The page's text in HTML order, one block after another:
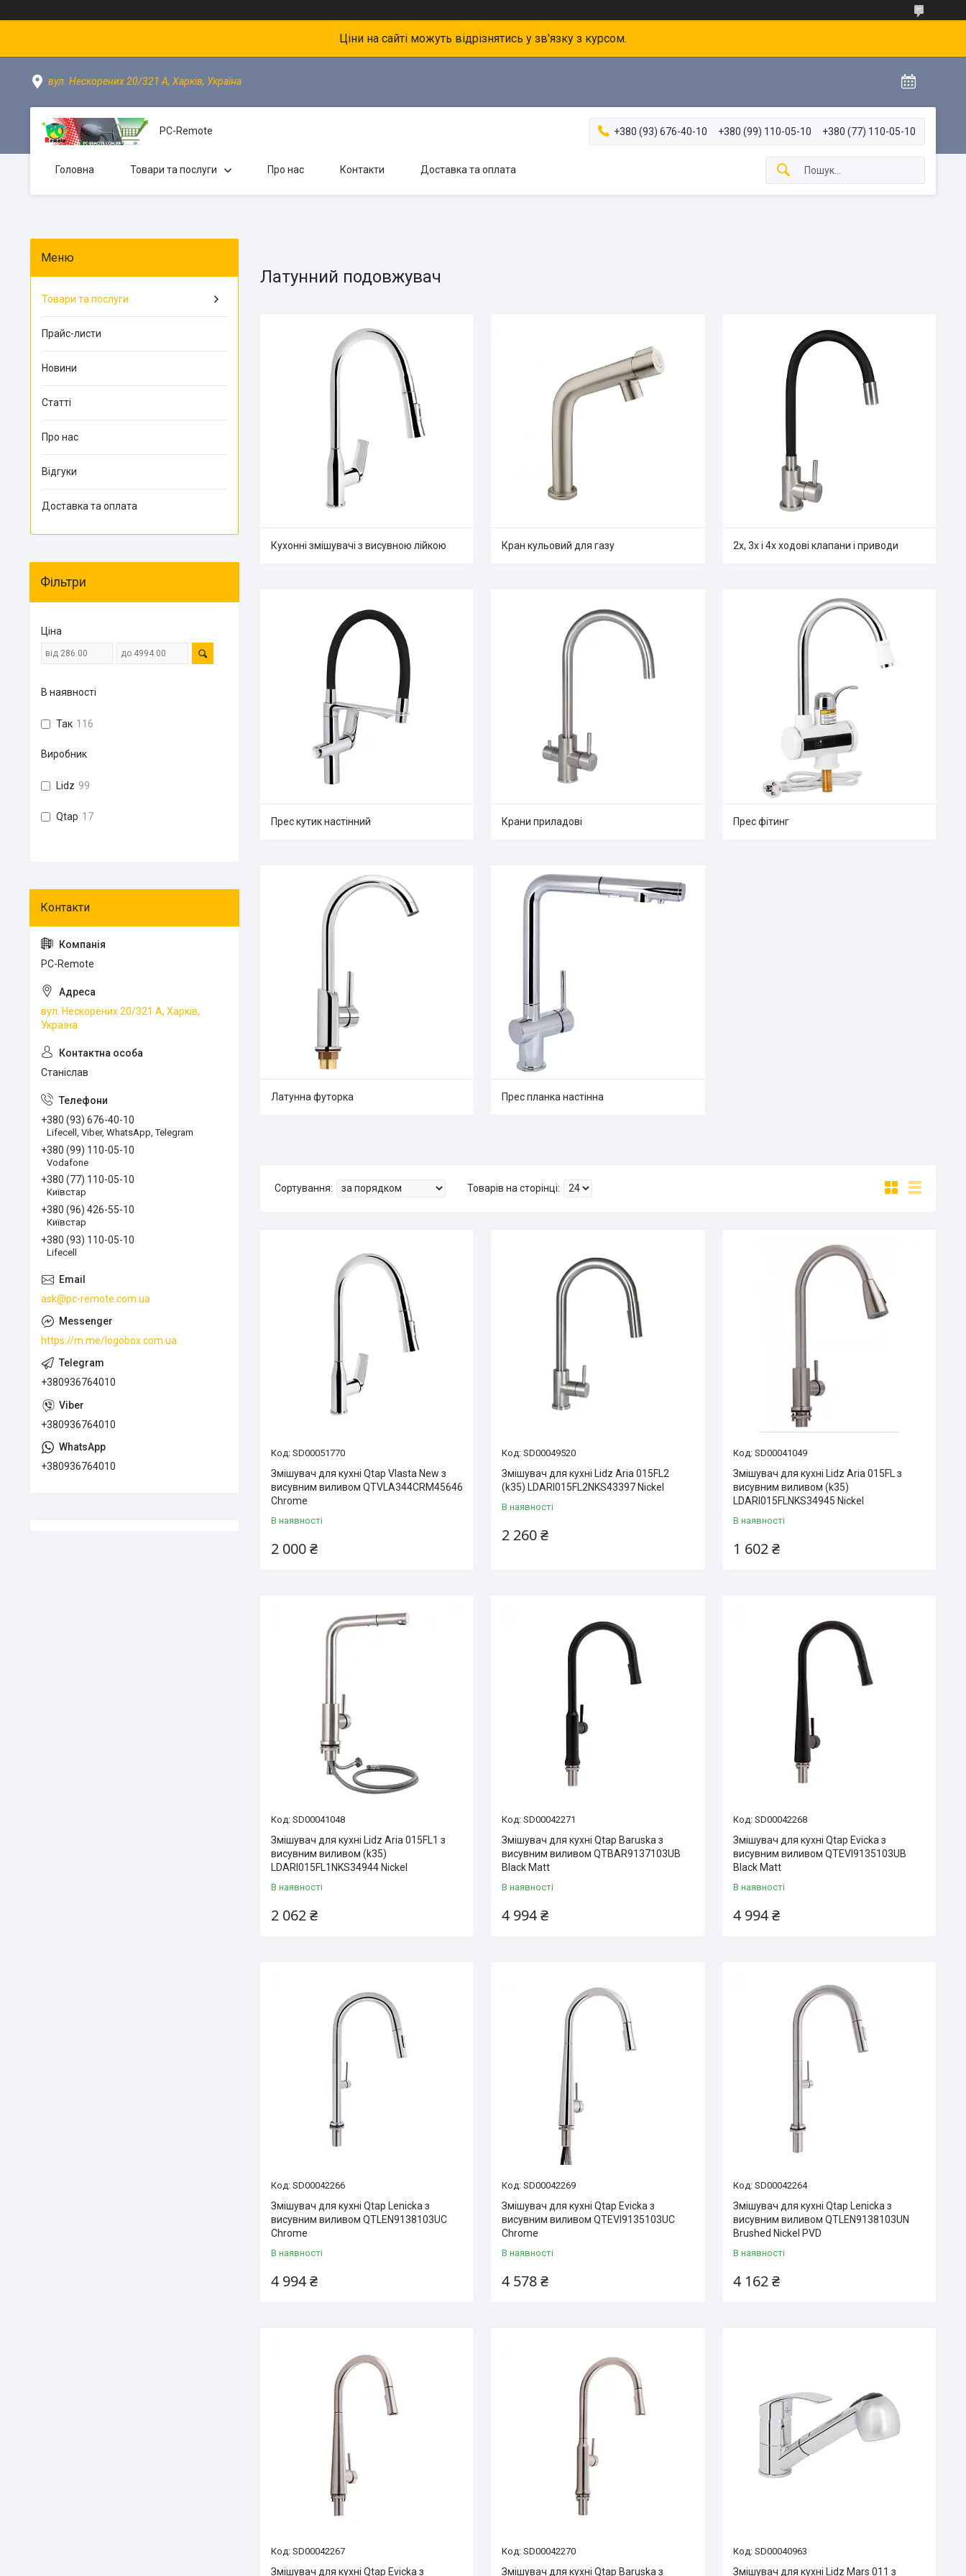
Ціни на сайті можуть відрізнятись у зв'язку з курсом.
вул. Нескорених 20/321 А, Харків, Україна
PC-Remote +380 (93) 676-40-10 +380 (99) 110-05-10 +380 (77) 110-05-10
Головна Товари та послуги Про нас Контакти Доставка та оплата
Латунний подовжувач
Кухонні змішувачі з висувною лійкою Кран кульовий для газу 2х, 3х і 4х ходові клапани і приводи
Прес кутик настінний Крани приладові Прес фітинг
Латунна футорка Прес планка настінна
SD00051770
Змішувач для кухні Qtap Vlasta New з
висувним виливом QTVLA344CRM45646
Chrome
В наявності
2 000 ₴
SD00049520
Змішувач для кухні Lidz Aria 015FL2
(k35) LDARI015FL2NKS43397 Nickel
В наявності
2 260 ₴
SD00041049
Змішувач для кухні Lidz Aria 015FL з
висувним виливом (k35)
LDARI015FLNKS34945 Nickel
В наявності
1 602 ₴
SD00041048
Змішувач для кухні Lidz Aria 015FL1 з
висувним виливом (k35)
LDARI015FL1NKS34944 Nickel
В наявності
2 062 ₴
SD00042271
Змішувач для кухні Qtap Baruska з
висувним виливом QTBAR9137103UB
Black Matt
В наявності
4 994 ₴
SD00042268
Змішувач для кухні Qtap Evicka з
висувним виливом QTEVI9135103UB
Black Matt
В наявності
4 994 ₴
SD00042266
Змішувач для кухні Qtap Lenicka з
висувним виливом QTLEN9138103UC
Chrome
В наявності
4 994 ₴
SD00042269
Змішувач для кухні Qtap Evicka з
висувним виливом QTEVI9135103UC
Chrome
В наявності
4 578 ₴
SD00042264
Змішувач для кухні Qtap Lenicka з
висувним виливом QTLEN9138103UN
Brushed Nickel PVD
В наявності
4 162 ₴
SD00042267
Змішувач для кухні Qtap Evicka з
SD00042270
Змішувач для кухні Qtap Baruska з
SD00040963
Змішувач для кухні Lidz Mars 011 з
Товари та послуги
Прайс-листи
Новини
Статті
Про нас
Відгуки
Доставка та оплата
Фільтри
Ціна
В наявності
Так 116
Виробник
Lidz 99
Qtap 17
PC-Remote
вул. Нескорених 20/321 А, Харків,
Україна
Станіслав
+380 (93) 676-40-10
Lifecell, Viber, WhatsApp, Telegram
+380 (99) 110-05-10
Vodafone
+380 (77) 110-05-10
Київстар
+380 (96) 426-55-10
Київстар
+380 (93) 110-05-10
Lifecell
ask@pc-remote.com.ua
https://m.me/logobox.com.ua
+380936764010
+380936764010
+380936764010